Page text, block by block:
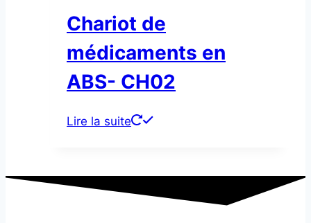
Chariot de
médicaments en
ABS- CH02
Lire la suite